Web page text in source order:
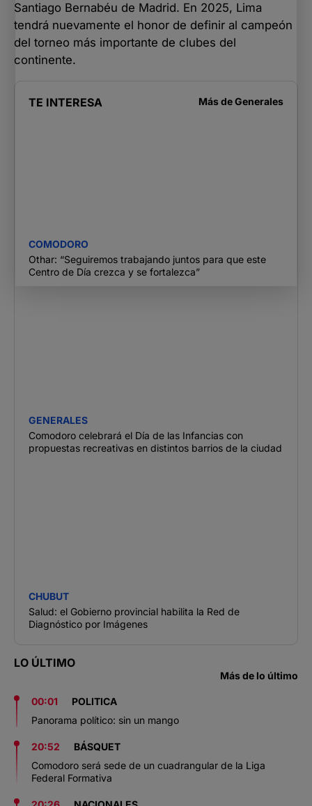
Santiago Bernabéu de Madrid. En 2025, Lima
tendrá nuevamente el honor de definir al campeón
del torneo más importante de clubes del
continente.
TE INTERESA Más deGenerales
COMODORO
Othar: “Seguiremos trabajando juntos para que este
Centro de Día crezca y se fortalezca”
GENERALES
Comodoro celebrará el Día de las Infancias con
propuestas recreativas en distintos barrios de la ciudad
CHUBUT
Salud: el Gobierno provincial habilita la Red de
Diagnóstico por Imágenes
LO ÚLTIMO
Más de lo último
00:01
POLITICA
Panorama político: sin un mango
20:52
BÁSQUET
Comodoro será sede de un cuadrangular de la Liga
Federal Formativa